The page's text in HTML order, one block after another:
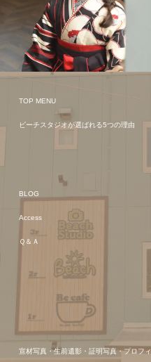
TOP MENU
ビーチスタジオが選ばれる5つの理由
BLOG
Access
Ｑ＆Ａ
宣材写真・生前遺影・証明写真・プロフィ